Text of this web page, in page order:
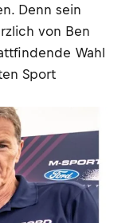
Denn sein
von Ben
Wahl
Sport